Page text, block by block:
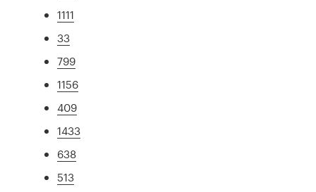
1111
33
799
1156
409
1433
638
513